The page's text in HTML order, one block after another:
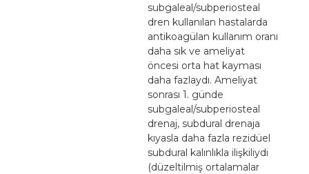
subgaleal/subperiosteal
dren kullanılan hastalarda
antikoagülan kullanım oranı
daha sık ve ameliyat
öncesi orta hat kayması
daha fazlaydı. Ameliyat
sonrası 1. günde
subgaleal/subperiosteal
drenaj, subdural drenaja
kıyasla daha fazla rezidüel
subdural kalınlıkla ilişkiliydi
(düzeltilmiş ortalamalar